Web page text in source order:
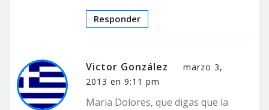
Responder
Victor González
marzo 3,
2013 en 9:11 pm
Maria Dolores, que digas que la